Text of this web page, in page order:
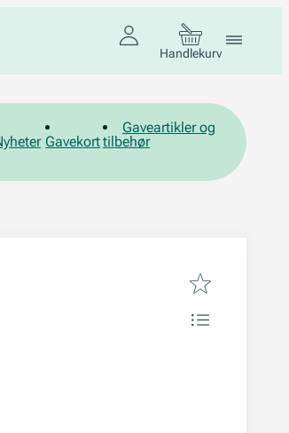
Handlekurv
Gavekort
Gaveartikler og
tilbehør